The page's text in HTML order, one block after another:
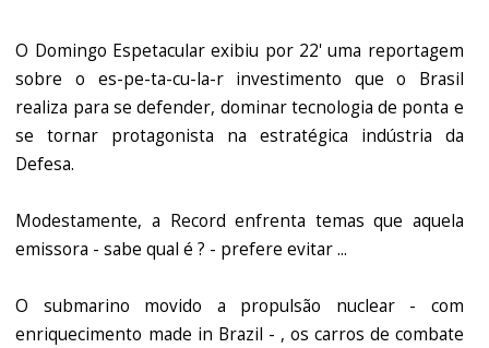
O Domingo Espetacular exibiu por 22' uma reportagem
sobre o es-pe-ta-cu-la-r investimento que o Brasil
realiza para se defender, dominar tecnologia de ponta e
se tornar protagonista na estratégica indústria da
Defesa.
Modestamente, a Record enfrenta temas que aquela
emissora - sabe qual é ? - prefere evitar ...
O submarino movido a propulsão nuclear - com
enriquecimento made in Brazil - , os carros de combate